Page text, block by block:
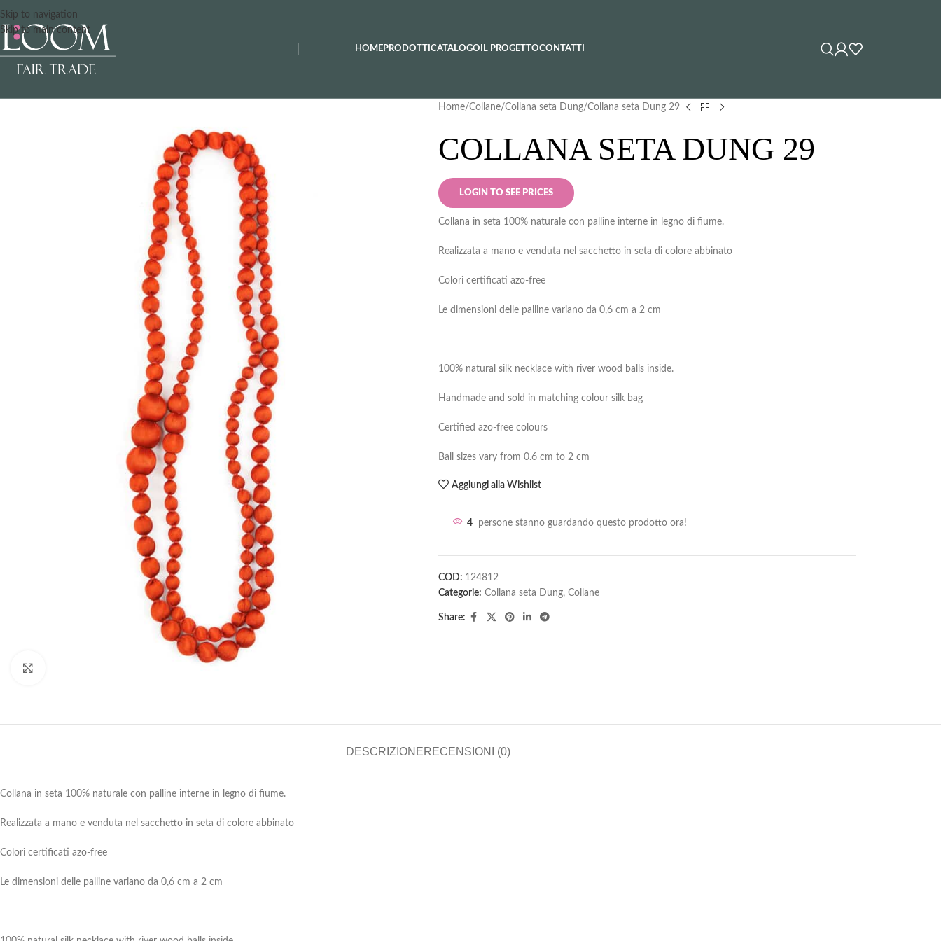
Skip to navigation
Skip to main content
HOMEPRODOTTI CATALOGO IL PROGETTOCONTATTI
Home Collane Collana seta Dung Collana seta Dung 29
COLLANA SETA DUNG 29
LOGIN TO SEE PRICES
Collana in seta 100% naturale con palline interne in legno di fiume.
Realizzata a mano e venduta nel sacchetto in seta di colore abbinato
Colori certificati azo-free
Le dimensioni delle palline variano da 0,6 cm a 2 cm
100% natural silk necklace with river wood balls inside.
Handmade and sold in matching colour silk bag
Certified azo-free colours
Ball sizes vary from 0.6 cm to 2 cm
Aggiungi alla Wishlist
4 persone stanno guardando questo prodotto ora!
COD: 124812
Categorie: Collana seta Dung, Collane
Share:
DESCRIZIONERECENSIONI (0)
Collana in seta 100% naturale con palline interne in legno di fiume.
Realizzata a mano e venduta nel sacchetto in seta di colore abbinato
Colori certificati azo-free
Le dimensioni delle palline variano da 0,6 cm a 2 cm